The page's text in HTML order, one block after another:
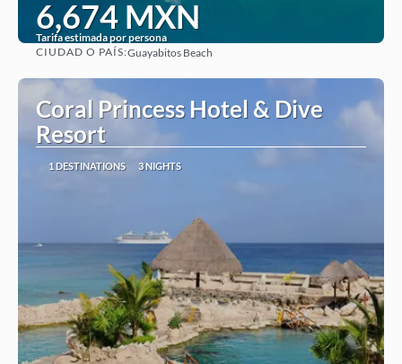
6,674 MXN
Tarifa estimada por persona
See
CIUDAD O PAÍS:Guayabitos Beach
Coral Princess Hotel & Dive
Resort
1 DESTINATIONS 3 NIGHTS